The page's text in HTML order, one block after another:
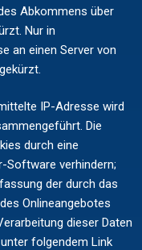
Abkommens über
Nur in
an einen Server von
IP-Adresse wird
Die
durch eine
Software verhindern;
der durch das
Onlineangebotes
dieser Daten
folgendem Link